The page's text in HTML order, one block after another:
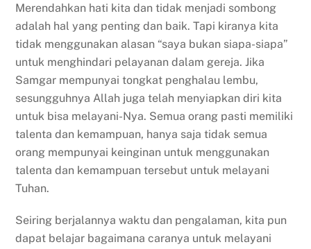
Merendahkan hati kita dan tidak menjadi sombong
adalah hal yang penting dan baik. Tapi kiranya kita
tidak menggunakan alasan “saya bukan siapa-siapa”
untuk menghindari pelayanan dalam gereja. Jika
Samgar mempunyai tongkat penghalau lembu,
sesungguhnya Allah juga telah menyiapkan diri kita
untuk bisa melayani-Nya. Semua orang pasti memiliki
talenta dan kemampuan, hanya saja tidak semua
orang mempunyai keinginan untuk menggunakan
talenta dan kemampuan tersebut untuk melayani
Tuhan.
Seiring berjalannya waktu dan pengalaman, kita pun
dapat belajar bagaimana caranya untuk melayani